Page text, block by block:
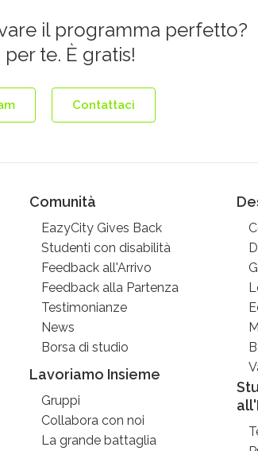
il programma perfetto?
te. È gratis!
Contattaci
Comunità
EazyCity Gives Back
Studenti con disabilità
Feedback all'Arrivo
Feedback alla Partenza
Testimonianze
News
Borsa di studio
Lavoriamo Insieme
Gruppi
Collabora con noi
La grande battaglia